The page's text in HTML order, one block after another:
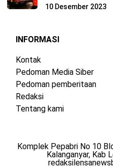
10 Desember 2023
INFORMASI
Kontak
Pedoman Media Siber
Pedoman pemberitaan
Redaksi
Tentang kami
Komplek Pepabri No 10
Kalanganyar, Kab